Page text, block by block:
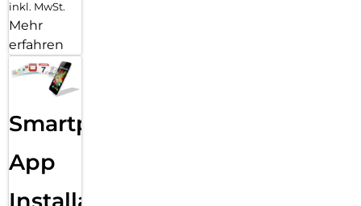
inkl. MwSt.
Mehr
erfahren
Smartphone
App
Installation